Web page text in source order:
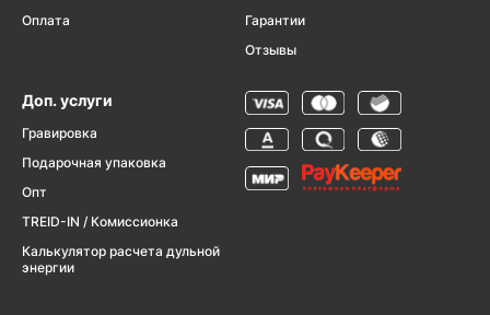
Оплата
Гарантии
Отзывы
Доп. услуги
Гравировка
Подарочная упаковка
Опт
TREID-IN / Комиссионка
Калькулятор расчета дульной
энергии